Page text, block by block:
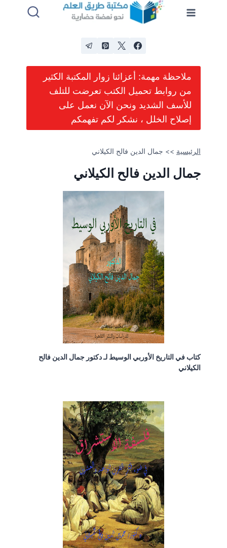
ملاحظة مهمة: أعزائنا زوار المكتبة الكثير
من روابط تحميل الكتب تعرضت للتلف
للأسف الشديد ونحن الآن نعمل على
إصلاح الخلل ، نشكر لكم تفهمكم
الرئيسية >> جمال الدين فالح الكيلاني
جمال الدين فالح الكيلاني
كتاب في التاريخ الأوربي الوسيط لـ دكتور جمال الدين فالح
الكيلاني